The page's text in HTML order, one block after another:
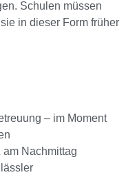
Schulen müssen
in dieser Form früher
– im Moment
Nachmittag